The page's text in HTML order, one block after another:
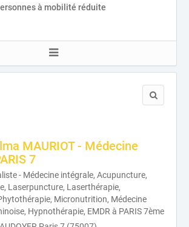
à mobilité réduite
MAURIOT - Médecine
7
- Médecine intégrale, Acupuncture,
Laserpuncture, Laserthérapie,
Micronutrition, Médecine
Hypnothérapie, EMDR à PARIS 7ème